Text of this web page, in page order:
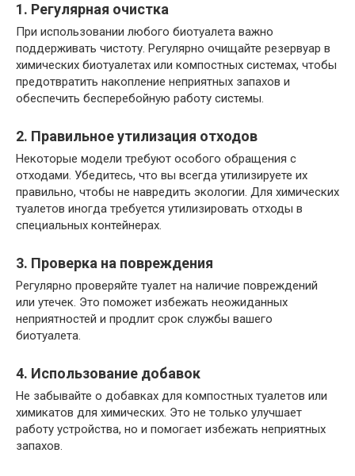
1. Регулярная очистка
При использовании любого биотуалета важно
поддерживать чистоту. Регулярно очищайте резервуар в
химических биотуалетах или компостных системах, чтобы
предотвратить накопление неприятных запахов и
обеспечить бесперебойную работу системы.
2. Правильное утилизация отходов
Некоторые модели требуют особого обращения с
отходами. Убедитесь, что вы всегда утилизируете их
правильно, чтобы не навредить экологии. Для химических
туалетов иногда требуется утилизировать отходы в
специальных контейнерах.
3. Проверка на повреждения
Регулярно проверяйте туалет на наличие повреждений
или утечек. Это поможет избежать неожиданных
неприятностей и продлит срок службы вашего
биотуалета.
4. Использование добавок
Не забывайте о добавках для компостных туалетов или
химикатов для химических. Это не только улучшает
работу устройства, но и помогает избежать неприятных
запахов.